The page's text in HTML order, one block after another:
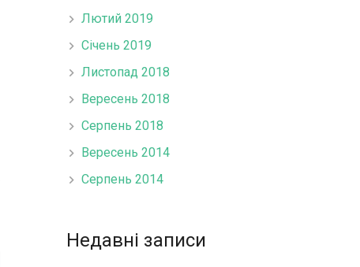
Лютий 2019
Січень 2019
Листопад 2018
Вересень 2018
Серпень 2018
Вересень 2014
Серпень 2014
Недавні записи